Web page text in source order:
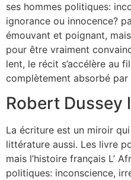
ses hommes politiques:
ignorance ou innocence?
émouvant et poignant,
pour être vraiment
lent, le récit s’accélère au
complètement absorbé par
Robert Dussey
La écriture est un miroir
littérature aussi. Les livre
mais l’histoire français L’
politiques: inconscience,